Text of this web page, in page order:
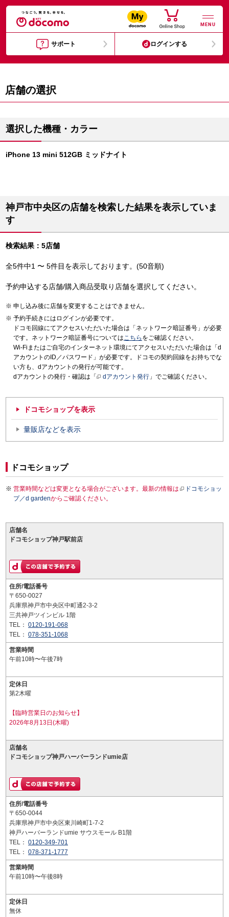
MENU
サポート ログインする
店舗の選択
選択した機種・カラー
iPhone 13 mini 512GB ミッドナイト
神戸市中央区の店舗を検索した結果を表示していま
す
検索結果：5店舗
全5件中1 〜 5件目を表示しております。(50音順)
予約申込する店舗/購入商品受取り店舗を選択してください。
申し込み後に店舗を変更することはできません。
予約手続きにはログインが必要です。
ドコモ回線にてアクセスいただいた場合は「ネットワーク暗証番号」が必要
です。ネットワーク暗証番号についてはこちら をご確認ください。
Wi-Fiまたはご自宅のインターネット環境にてアクセスいただいた場合は「d
アカウントのID／パスワード」が必要です。ドコモの契約回線をお持ちでな
い方も、dアカウントの発行が可能です。
dアカウントの発行・確認は「
dアカウント発行 」でご確認ください。
ドコモショップを表示
量販店などを表示
ドコモショップ
営業時間などは変更となる場合がございます。最新の情報は
ドコモショッ
プ／d gardenからご確認ください。
店舗名
ドコモショップ神戸駅前店
住所/電話番号
〒650-0027
兵庫県神戸市中央区中町通2-3-2
三共神戸ツインビル 1階
TEL： 0120-191-068
TEL： 078-351-1068
営業時間
午前10時〜午後7時
定休日
第2木曜
【臨時営業日のお知らせ】
2026年8月13日(木曜)
店舗名
ドコモショップ神戸ハーバーランドumie店
住所/電話番号
〒650-0044
兵庫県神戸市中央区東川崎町1-7-2
神戸ハーバーランドumie サウスモール B1階
TEL： 0120-349-701
TEL： 078-371-1777
営業時間
午前10時〜午後8時
定休日
無休